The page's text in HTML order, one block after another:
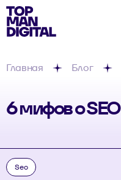
Главная Блог
6 мифов о SEO
Seo